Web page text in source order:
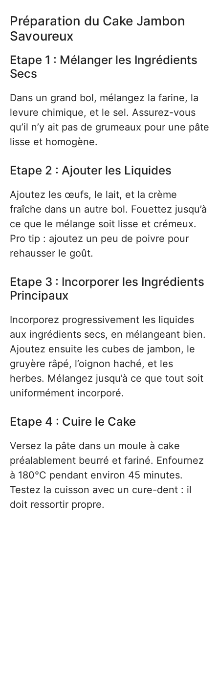
Préparation du Cake Jambon
Savoureux
Etape 1 : Mélanger les Ingrédients
Secs
Dans un grand bol, mélangez la farine, la
levure chimique, et le sel. Assurez-vous
qu’il n’y ait pas de grumeaux pour une pâte
lisse et homogène.
Etape 2 : Ajouter les Liquides
Ajoutez les œufs, le lait, et la crème
fraîche dans un autre bol. Fouettez jusqu’à
ce que le mélange soit lisse et crémeux.
Pro tip : ajoutez un peu de poivre pour
rehausser le goût.
Etape 3 : Incorporer les Ingrédients
Principaux
Incorporez progressivement les liquides
aux ingrédients secs, en mélangeant bien.
Ajoutez ensuite les cubes de jambon, le
gruyère râpé, l’oignon haché, et les
herbes. Mélangez jusqu’à ce que tout soit
uniformément incorporé.
Etape 4 : Cuire le Cake
Versez la pâte dans un moule à cake
préalablement beurré et fariné. Enfournez
à 180°C pendant environ 45 minutes.
Testez la cuisson avec un cure-dent : il
doit ressortir propre.